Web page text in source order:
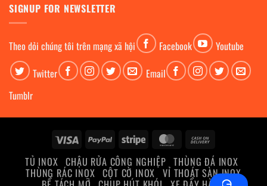
SIGNUP FOR NEWSLETTER
Theo dỏi chúng tôi trên mạng xã hội Facebook
Youtube
Twitter
Email
Tumblr
Visa PayPal Stripe MasterCard
Delivery
TỦ INOX CHẬU RỬA CÔNG NGHIỆP THÙNG ĐÁ INOX
THÙNG RÁC INOX CỘT CỜ INOX VỈ THOÁT SÀN INOX